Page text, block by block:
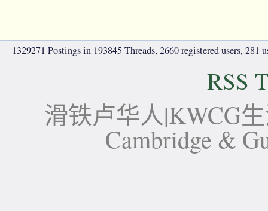
1329271 Postings in 193845 Threads, 2660 registered users, 281
RSS
滑铁卢华人|KWCG
Cambridge &